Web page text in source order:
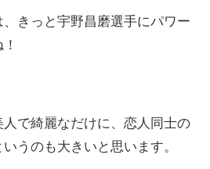
きっと宇野昌磨選手にパワー
で綺麗なだけに、恋人同士の
うのも大きいと思います。